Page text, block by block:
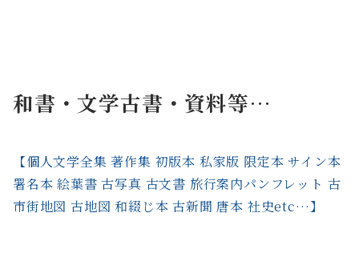
和書・文学古書・資料等…
【個人文学全集 著作集 初版本 私家版 限定本 サイン本
署名本 絵葉書 古写真 古文書 旅行案内パンフレット 古
市街地図 古地図 和綴じ本 古新聞 唐本 社史etc…】